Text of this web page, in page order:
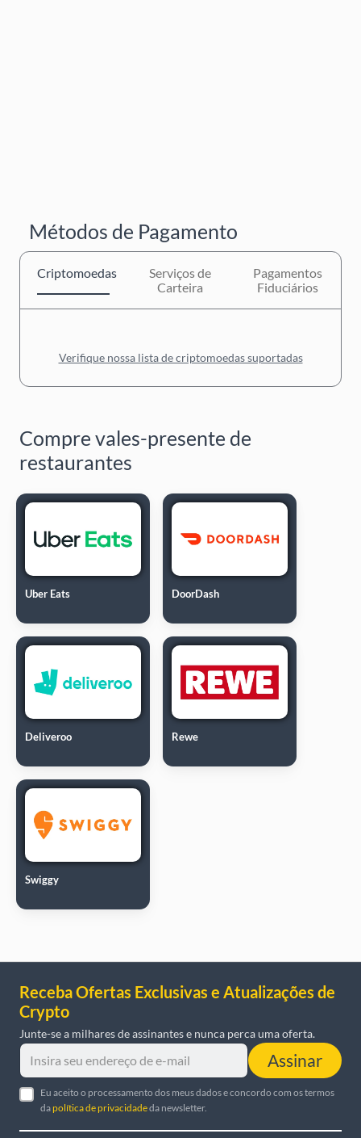
Métodos de Pagamento
Criptomoedas
Serviços de
Carteira
Pagamentos
Fiduciários
Verifique nossa lista de criptomoedas suportadas
Compre vales-presente de
restaurantes
Uber Eats DoorDash
Deliveroo Rewe
Swiggy
Receba Ofertas Exclusivas e Atualizações de
Crypto
Junte-se a milhares de assinantes e nunca perca uma oferta.
Assinar
Eu aceito o processamento dos meus dados e concordo com os termos
dapolítica de privacidadeda newsletter.